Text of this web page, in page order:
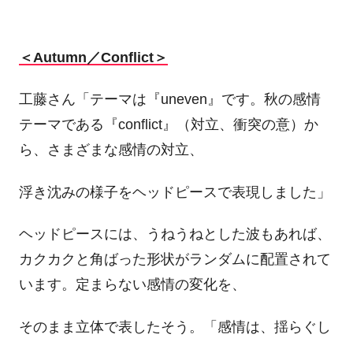
＜Autumn／Conflict＞
工藤さん「テーマは『uneven』です。秋の感情
テーマである『conflict』（対立、衝突の意）か
ら、さまざまな感情の対立、
浮き沈みの様子をヘッドピースで表現しました」
ヘッドピースには、うねうねとした波もあれば、
カクカクと角ばった形状がランダムに配置されて
います。定まらない感情の変化を、
そのまま立体で表したそう。「感情は、揺らぐし